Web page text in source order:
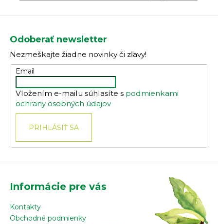
Odoberať newsletter
Nezmeškajte žiadne novinky či zľavy!
Email
Vložením e-mailu súhlasíte s podmienkami
ochrany osobných údajov
PRIHLÁSIŤ SA
Informácie pre vás
Kontakty
Obchodné podmienky